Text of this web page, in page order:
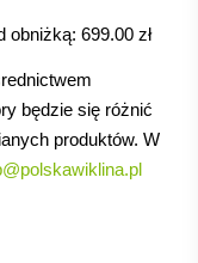
zł.
obniżką: 699.00 zł
będzie się różnić
produktów. W